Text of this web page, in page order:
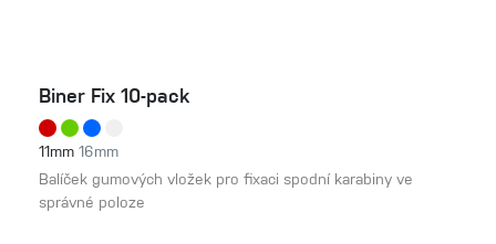
Biner Fix 10-pack
11mm 16mm
Balíček gumových vložek pro fixaci spodní karabiny ve
správné poloze